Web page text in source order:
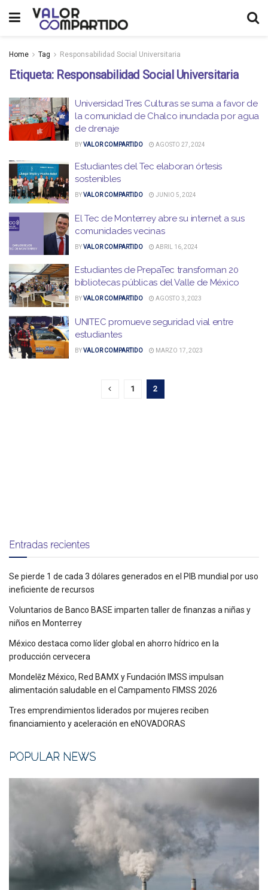
Home Tag Responsabilidad Social Universitaria
Etiqueta: Responsabilidad Social Universitaria
Universidad Tres Culturas se suma a favor de
la comunidad de Chalco inundada por agua
de drenaje
BYVALOR COMPARTIDO AGOSTO 27, 2024
Estudiantes del Tec elaboran órtesis
sostenibles
BYVALOR COMPARTIDO JUNIO 5, 2024
El Tec de Monterrey abre su internet a sus
comunidades vecinas
BYVALOR COMPARTIDO ABRIL 16, 2024
Estudiantes de PrepaTec transforman 20
bibliotecas públicas del Valle de México
BYVALOR COMPARTIDO AGOSTO 3, 2023
UNITEC promueve seguridad vial entre
estudiantes
BYVALOR COMPARTIDO MARZO 17, 2023
1 2
Entradas recientes
Se pierde 1 de cada 3 dólares generados en el PIB mundial por uso
ineficiente de recursos
Voluntarios de Banco BASE imparten taller de finanzas a niñas y
niños en Monterrey
México destaca como líder global en ahorro hídrico en la
producción cervecera
Mondelēz México, Red BAMX y Fundación IMSS impulsan
alimentación saludable en el Campamento FIMSS 2026
Tres emprendimientos liderados por mujeres reciben
financiamiento y aceleración en eNOVADORAS
POPULAR NEWS